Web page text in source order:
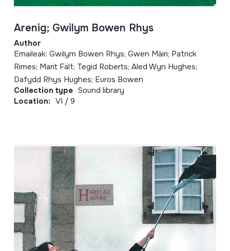
Arenig; Gwilym Bowen Rhys
Author
Emaileak: Gwilym Bowen Rhys; Gwen Màiri; Patrick
Rimes; Marit Fält; Tegid Roberts; Aled Wyn Hughes;
Dafydd Rhys Hughes; Euros Bowen
Collection type Sound library
Location: VI / 9